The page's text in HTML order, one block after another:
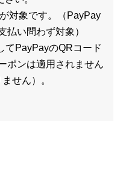
対象です。（PayPay
払い問わず対象）
てPayPayのQRコード
ポンは適用されません
せん）。